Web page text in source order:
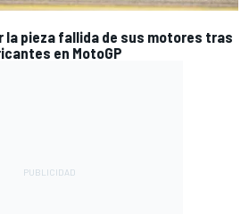
la pieza fallida de sus motores tras
en MotoGP